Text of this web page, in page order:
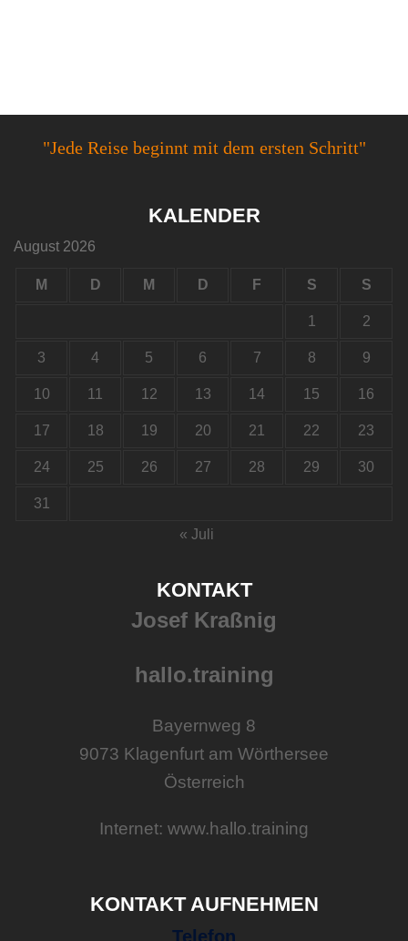
"Jede Reise beginnt mit dem ersten Schritt"
KALENDER
August 2026
M D M D F S S
1 2
3 4 5 6 7 8 9
10 11 12 13 14 15 16
17 18 19 20 21 22 23
24 25 26 27 28 29 30
31
« Juli
KONTAKT
Josef Kraßnig
hallo.training
Bayernweg 8
9073 Klagenfurt am Wörthersee
Österreich
Internet: www.hallo.training
KONTAKT AUFNEHMEN
Telefon